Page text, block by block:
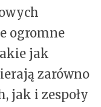
ogromne
jak
zarówno
jak i zespoły